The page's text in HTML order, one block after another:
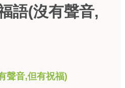
語(沒有聲音,
聲音,但有祝福)